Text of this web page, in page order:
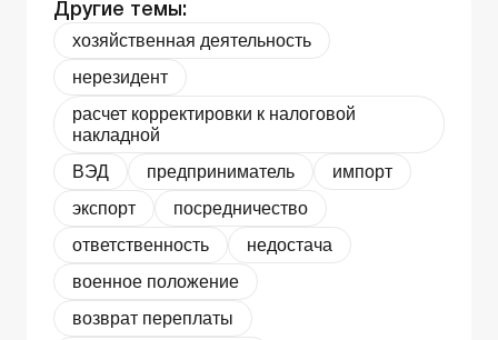
Другие темы:
хозяйственная деятельность
нерезидент
расчет корректировки к налоговой
накладной
ВЭД
предприниматель
импорт
экспорт
посредничество
ответственность
недостача
военное положение
возврат переплаты